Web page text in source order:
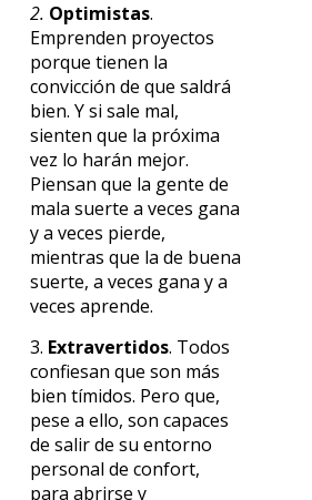
2. Optimistas.
Emprenden proyectos
porque tienen la
convicción de que saldrá
bien. Y si sale mal,
sienten que la próxima
vez lo harán mejor.
Piensan que la gente de
mala suerte a veces gana
y a veces pierde,
mientras que la de buena
suerte, a veces gana y a
veces aprende.
3. Extravertidos. Todos
confiesan que son más
bien tímidos. Pero que,
pese a ello, son capaces
de salir de su entorno
personal de confort,
para abrirse y